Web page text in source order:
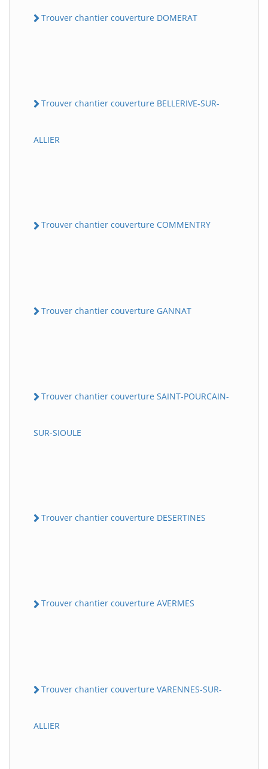
Trouver chantier couverture DOMERAT
Trouver chantier couverture BELLERIVE-SUR-
ALLIER
Trouver chantier couverture COMMENTRY
Trouver chantier couverture GANNAT
Trouver chantier couverture SAINT-POURCAIN-
SUR-SIOULE
Trouver chantier couverture DESERTINES
Trouver chantier couverture AVERMES
Trouver chantier couverture VARENNES-SUR-
ALLIER